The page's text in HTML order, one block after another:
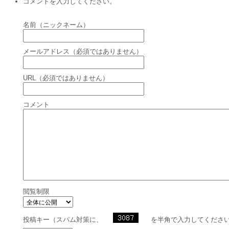
名前（ニックネーム）
メールアドレス（必須ではありません）
URL（必須ではありません）
コメント
閲覧制限
投稿キー（スパム対策に、 を半角で入力してくださ